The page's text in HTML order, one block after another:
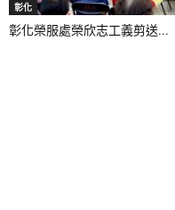
彰化
彰化榮服處榮欣志工義剪送...